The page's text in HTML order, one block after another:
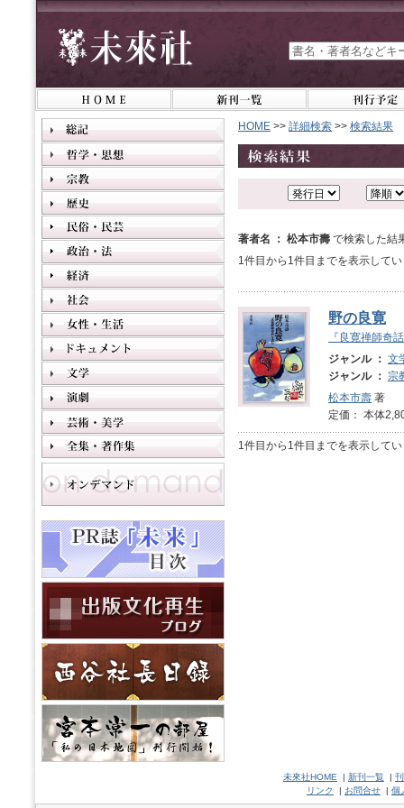
HOME >> 詳細検索 >> 検索結果
著者名 ： 松本市壽 で検索した結
1件目から1件目までを表示して
野の良寛
『良寛禅師奇
ジャンル ： 文
ジャンル ： 宗
松本市壽 著
定価： 本体
1件目から1件目までを表示して
未來社HOME | 新刊一覧 |
リンク
| お問合せ | 個